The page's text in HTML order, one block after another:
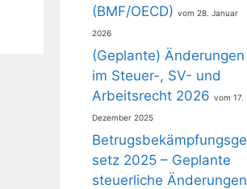
(BMF/OECD)
28. Januar
2026
(Geplante) Änderungen
im Steuer-, SV- und
Arbeitsrecht 2026
17.
Dezember 2025
Betrugsbekämpfungsge
setz 2025 – Geplante
steuerliche Änderungen